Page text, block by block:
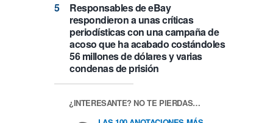
Responsables de eBay
respondieron a unas críticas
periodísticas con una campaña de
acoso que ha acabado costándoles
56 millones de dólares y varias
condenas de prisión
¿INTERESANTE? NO TE PIERDAS…